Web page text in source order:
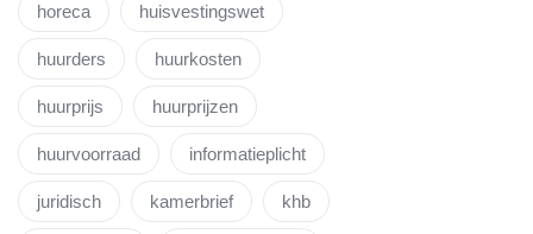
horeca huisvestingswet
huurders huurkosten
huurprijs huurprijzen
huurvoorraad informatieplicht
juridisch kamerbrief khb